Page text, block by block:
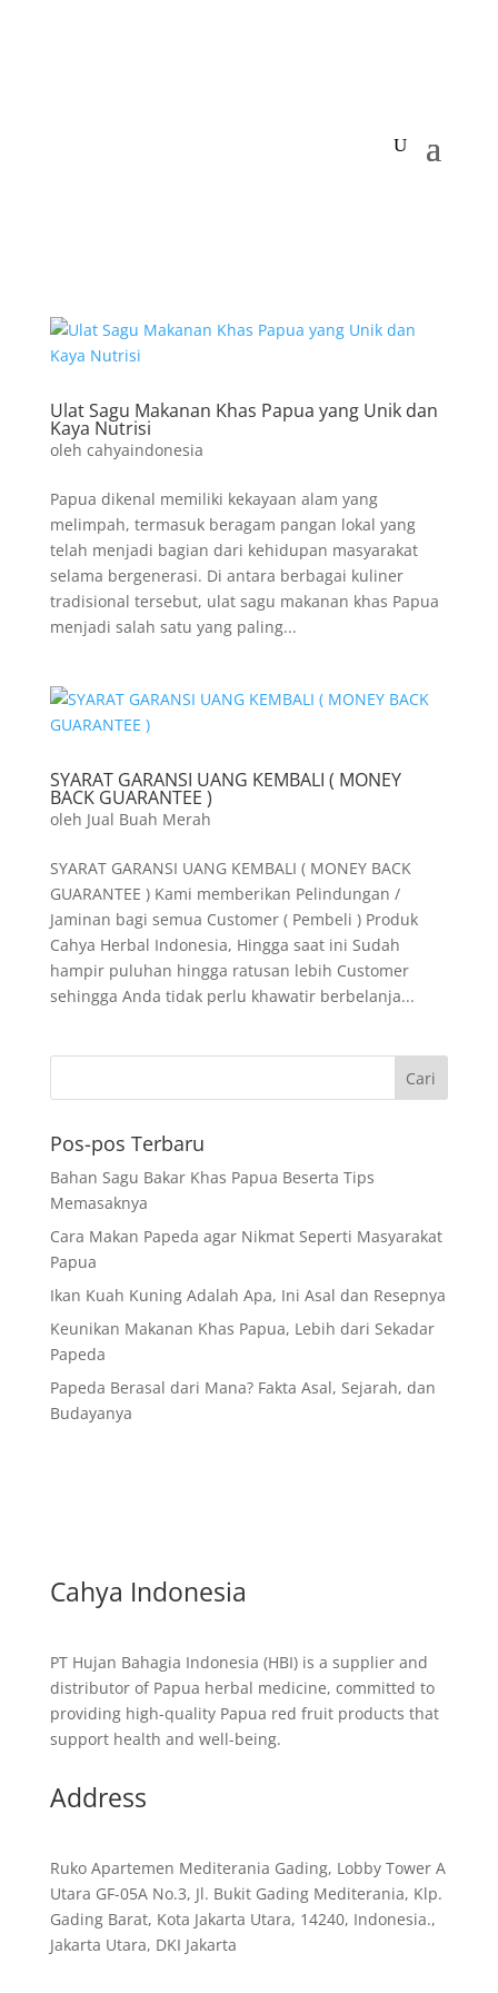
Ulat Sagu Makanan Khas Papua yang Unik dan
Kaya Nutrisi
oleh cahyaindonesia
Papua dikenal memiliki kekayaan alam yang
melimpah, termasuk beragam pangan lokal yang
telah menjadi bagian dari kehidupan masyarakat
selama bergenerasi. Di antara berbagai kuliner
tradisional tersebut, ulat sagu makanan khas Papua
menjadi salah satu yang paling...
SYARAT GARANSI UANG KEMBALI ( MONEY
BACK GUARANTEE )
oleh Jual Buah Merah
SYARAT GARANSI UANG KEMBALI ( MONEY BACK
GUARANTEE ) Kami memberikan Pelindungan /
Jaminan bagi semua Customer ( Pembeli ) Produk
Cahya Herbal Indonesia, Hingga saat ini Sudah
hampir puluhan hingga ratusan lebih Customer
sehingga Anda tidak perlu khawatir berbelanja...
Pos-pos Terbaru
Bahan Sagu Bakar Khas Papua Beserta Tips
Memasaknya
Cara Makan Papeda agar Nikmat Seperti Masyarakat
Papua
Ikan Kuah Kuning Adalah Apa, Ini Asal dan Resepnya
Keunikan Makanan Khas Papua, Lebih dari Sekadar
Papeda
Papeda Berasal dari Mana? Fakta Asal, Sejarah, dan
Budayanya
Cahya Indonesia
PT Hujan Bahagia Indonesia (HBI) is a supplier and
distributor of Papua herbal medicine, committed to
providing high-quality Papua red fruit products that
support health and well-being.
Address
Ruko Apartemen Mediterania Gading, Lobby Tower A
Utara GF-05A No.3, Jl. Bukit Gading Mediterania, Klp.
Gading Barat, Kota Jakarta Utara, 14240, Indonesia.,
Jakarta Utara, DKI Jakarta